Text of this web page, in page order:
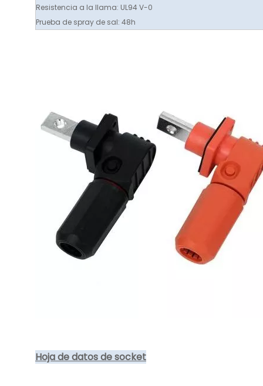
Resistencia a la llama: UL94 V-0
Prueba de spray de sal: 48h
Hoja de datos de socket